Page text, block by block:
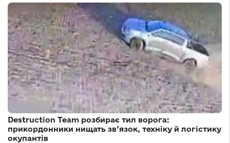
Destruction Team розбирає тил ворога:
прикордонники нищать зв’язок, техніку й логістику
окупантів